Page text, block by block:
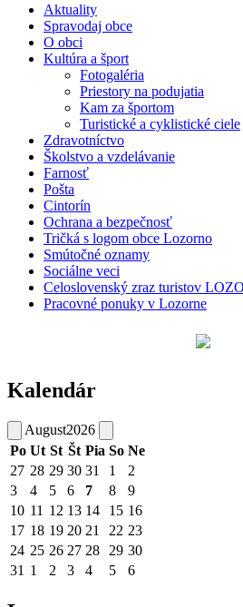
Aktuality
Spravodaj obce
O obci
Kultúra a šport
Fotogaléria
Priestory na podujatia
Kam za športom
Turistické a cyklistické ciele
Zdravotníctvo
Školstvo a vzdelávanie
Farnosť
Pošta
Cintorín
Ochrana a bezpečnosť
Tričká s logom obce Lozorno
Smútočné oznamy
Sociálne veci
Celoslovenský zraz turistov
Pracovné ponuky v Lozorne
Kalendár
August2026
Po Ut St Št Pia So Ne
27 28 29 30 31 1
2
3
4 5 6 7 8
9
10 11 12 13 14 15 16
17 18 19 20 21 22 23
24 25 26 27 28 29 30
31 1 2 3 4 5 6